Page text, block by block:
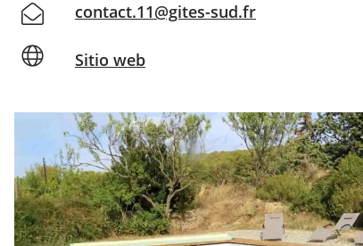
contact.11@gites-sud.fr
Sitio web